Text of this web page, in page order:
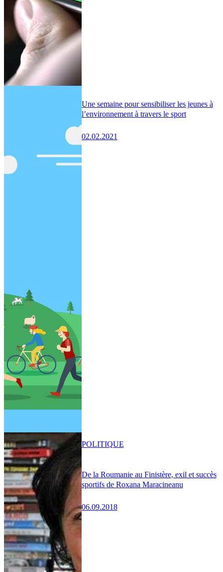
Une semaine pour sensibiliser les jeunes à
l’environnement à travers le sport
02.02.2021
De la Roumanie au Finistère, exil et succès
sportifs de Roxana Maracineanu
06.09.2018
POLITIQUE